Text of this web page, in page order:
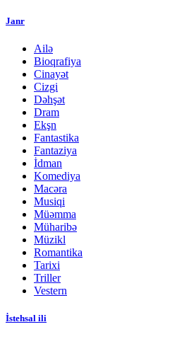
Janr
Ailə
Bioqrafiya
Cinayət
Cizgi
Dəhşət
Dram
Ekşn
Fantastika
Fantaziya
İdman
Komediya
Macəra
Musiqi
Müəmma
Müharibə
Müzikl
Romantika
Tarixi
Triller
Vestern
İstehsal ili